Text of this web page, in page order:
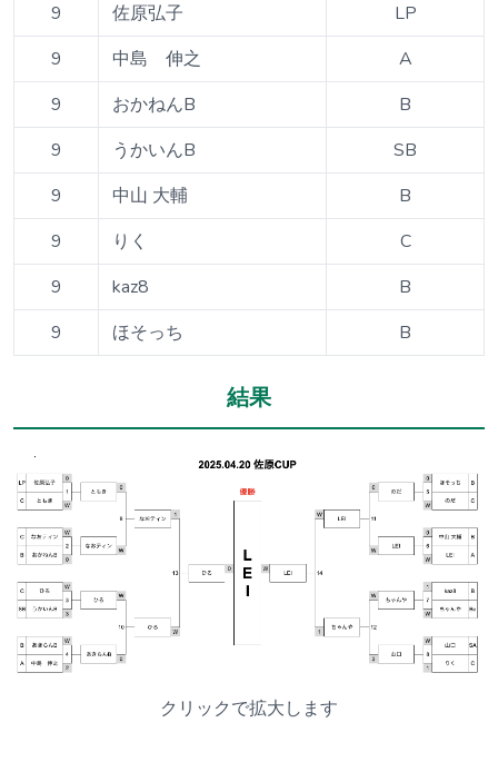
9
佐原弘子
LP
9
中島 伸之
A
9
おかねんB
B
9
うかいんB
SB
9
中山 大輔
B
9
りく
C
9
kaz8
B
9
ほそっち B
結果
クリックで拡大します